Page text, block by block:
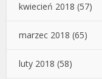
kwiecień 2018 (57)
marzec 2018 (65)
luty 2018 (58)